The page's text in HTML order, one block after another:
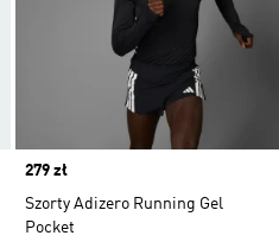
Price
279 zł
Szorty Adizero Running Gel
Pocket